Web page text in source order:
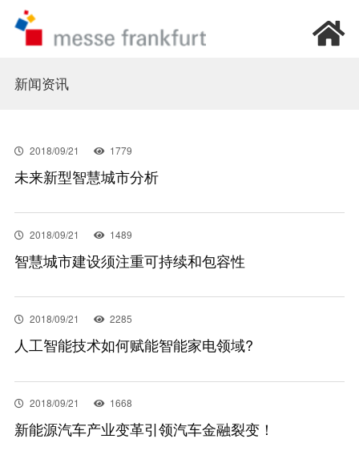
首页
我要参展
新闻资讯
加入我们
关于我们
EN
新闻资讯
2018/09/21 1779
未来新型智慧城市分析
2018/09/21 1489
智慧城市建设须注重可持续和包容性
2018/09/21 2285
人工智能技术如何赋能智能家电领域?
2018/09/21 1668
新能源汽车产业变革引领汽车金融裂变！